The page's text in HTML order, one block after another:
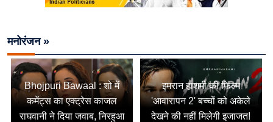
मनोरंजन »
Bhojpuri Bawaal : शो में
कमेंट्स का एक्ट्रेस काजल
राघवानी ने दिया जवाब, निरहुआ
इमरान हाशमी की फिल्म
'आवारापन 2' बच्चों को अकेले
देखने की नहीं मिलेगी इजाजत!